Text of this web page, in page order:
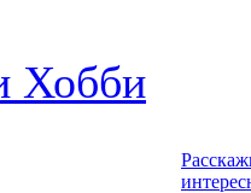
Хобби